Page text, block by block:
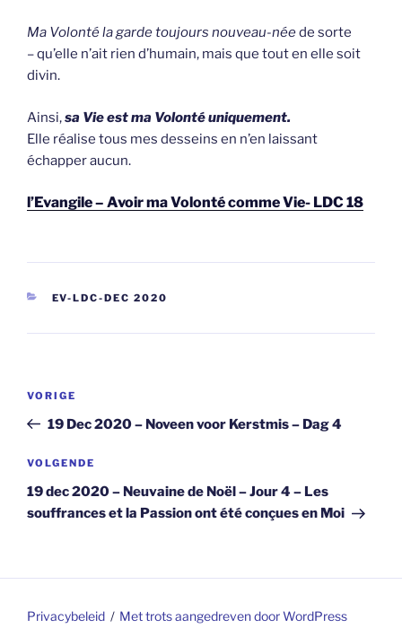
Ma Volonté la garde toujours nouveau-néede sorte
– qu’elle n’ait rien d’humain, mais que tout en elle soit
divin.
Ainsi,sa Vie est ma Volonté uniquement.
Elle réalise tous mes desseins en n’en laissant
échapper aucun.
l’Evangile – Avoir ma Volonté comme Vie- LDC 18
CATEGORIEËN
EV-LDC-DEC 2020
Vorig
bericht
VORIGE
19 Dec 2020 – Noveen voor Kerstmis – Dag 4
Volgend
bericht
VOLGENDE
19 dec 2020 – Neuvaine de Noël – Jour 4 – Les
souffrances et la Passion ont été conçues en Moi
Privacybeleid Met trots aangedreven door WordPress